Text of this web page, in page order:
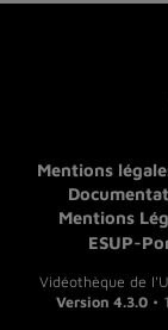
Mentions
Mentions
ESUP-
Vidéothèque de
Version 4.3.0 •